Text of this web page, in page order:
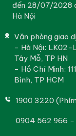
đến 28/07/2028
Hà Nội
Văn phòng giao
- Hà Nội: LK02-
Tây Mỗ, TP HN
- Hồ Chí Minh:
Bình, TP HCM
1900 3220
0904 562 966 -